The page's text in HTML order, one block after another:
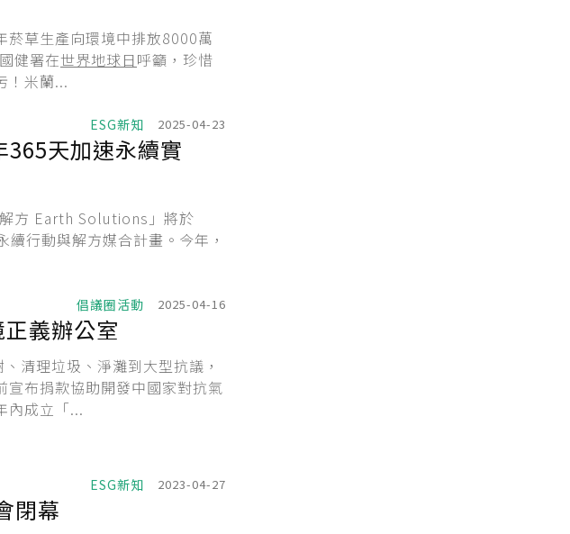
菸草生產向環境中排放8000萬
健署在世界地球日呼籲，珍惜
！米蘭...
ESG新知 2025-04-23
天加速永續實
方 Earth Solutions」將於
續行動與解方媒合計畫。今年，
倡議圈活動 2025-04-16
義辦公室
清理垃圾、淨灘到大型抗議，
宣布捐款協助開發中國家對抗氣
內成立「...
ESG新知 2023-04-27
閉幕